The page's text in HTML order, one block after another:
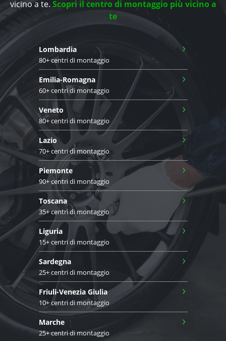
vicino a te. Scopri il centro di montaggio più vicino a
te
Lombardia
80+ centri di montaggio
›
Emilia-Romagna
60+ centri di montaggio
›
Veneto
80+ centri di montaggio
›
Lazio
70+ centri di montaggio
›
Piemonte
90+ centri di montaggio
›
Toscana
35+ centri di montaggio
›
Liguria
15+ centri di montaggio
›
Sardegna
25+ centri di montaggio
›
Friuli-Venezia Giulia
10+ centri di montaggio
›
Marche
25+ centri di montaggio
›